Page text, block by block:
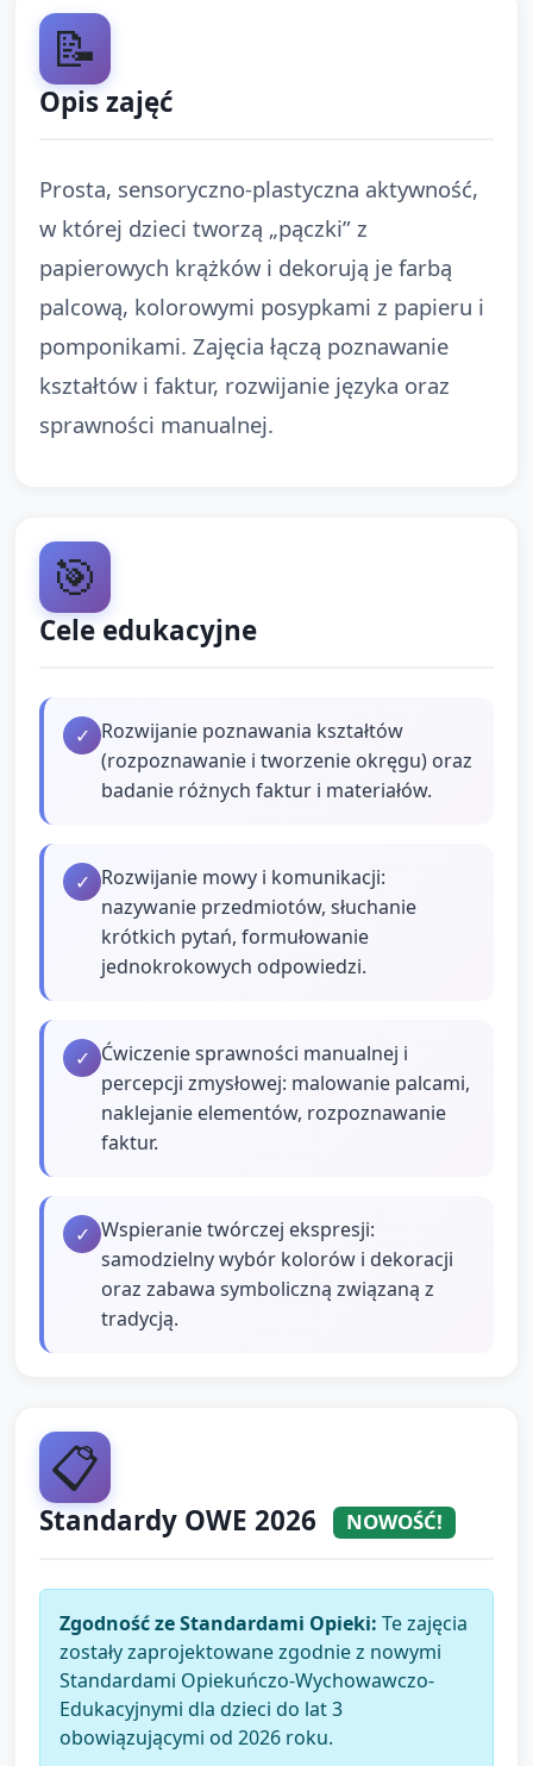
📝
Opis zajęć
Prosta, sensoryczno-plastyczna aktywność,
w której dzieci tworzą „pączki” z
papierowych krążków i dekorują je farbą
palcową, kolorowymi posypkami z papieru i
pomponikami. Zajęcia łączą poznawanie
kształtów i faktur, rozwijanie języka oraz
sprawności manualnej.
🎯
Cele edukacyjne
✓ Rozwijanie poznawania kształtów
(rozpoznawanie i tworzenie okręgu) oraz
badanie różnych faktur i materiałów.
✓ Rozwijanie mowy i komunikacji:
nazywanie przedmiotów, słuchanie
krótkich pytań, formułowanie
jednokrokowych odpowiedzi.
✓ Ćwiczenie sprawności manualnej i
percepcji zmysłowej: malowanie palcami,
naklejanie elementów, rozpoznawanie
faktur.
✓ Wspieranie twórczej ekspresji:
samodzielny wybór kolorów i dekoracji
oraz zabawa symboliczną związaną z
tradycją.
📋
Standardy OWE 2026 NOWOŚĆ!
Zgodność ze Standardami Opieki: Te zajęcia
zostały zaprojektowane zgodnie z nowymi
Standardami Opiekuńczo-Wychowawczo-
Edukacyjnymi dla dzieci do lat 3
obowiązującymi od 2026 roku.